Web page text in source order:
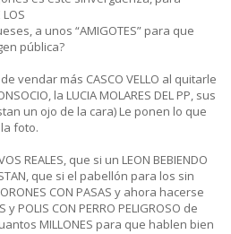
a unos “AMIGOTES” para que
pública?
vendar más CASCO VELLO al quitarle
la LUCIA MOLARES DEL PP, sus
un ojo de la cara) Le ponen lo que
foto.
REALES, que si un LEON BEBIENDO
que si el pabellón para los sin
CON PASAS y ahora hacerse
y POLIS CON PERRO PELIGROSO de
MILLONES para que hablen bien